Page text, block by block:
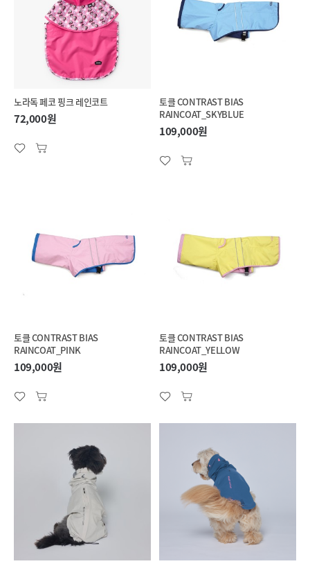
노라독 페코 핑크 레인코트
72,000원
토클 CONTRAST BIAS
RAINCOAT_SKYBLUE
109,000원
토클 CONTRAST BIAS
RAINCOAT_PINK
109,000원
토클 CONTRAST BIAS
RAINCOAT_YELLOW
109,000원